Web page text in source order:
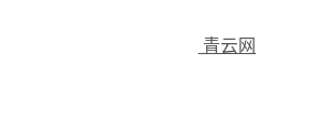
青云网